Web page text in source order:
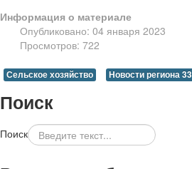
Информация о материале
Опубликовано: 04 января 2023
Просмотров: 722
Сельское хозяйство Новости региона 33
Поиск
Поиск